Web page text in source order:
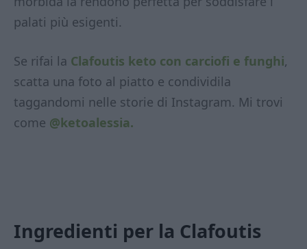
palati più esigenti.
Se rifai la Clafoutis keto con carciofi e funghi,
scatta una foto al piatto e condividila
taggandomi nelle storie di Instagram. Mi trovi
come @ketoalessia.
Ingredienti per la Clafoutis